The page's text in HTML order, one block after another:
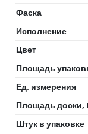
Фаска
Исполнение
Цвет
Площадь
Ед. измерения
Площадь доски,
Штук в упаковке